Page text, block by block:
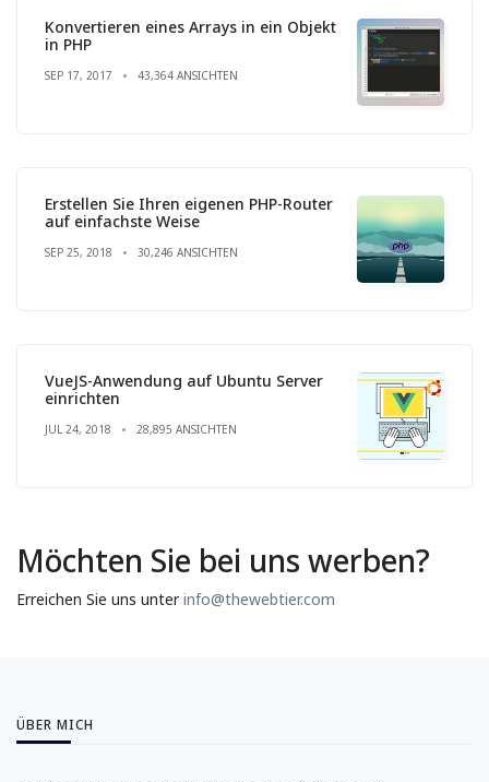
Konvertieren eines Arrays in ein Objekt
in PHP
SEP 17, 2017 43,364 ANSICHTEN
Erstellen Sie Ihren eigenen PHP-Router
auf einfachste Weise
SEP 25, 2018 30,246 ANSICHTEN
VueJS-Anwendung auf Ubuntu Server
einrichten
JUL 24, 2018 28,895 ANSICHTEN
Möchten Sie bei uns werben?
Erreichen Sie uns unterinfo@thewebtier.com
ÜBER MICH